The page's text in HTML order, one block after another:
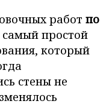
работ по
простой
который
стены не